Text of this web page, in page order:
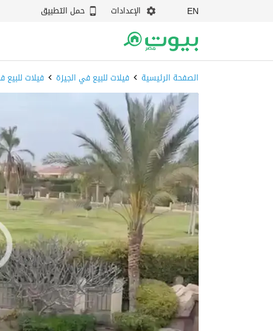
EN الإعدادات حمل التطبيق
الصفحة الرئيسية فيلات للبيع في الجيزة فيلات للبيع